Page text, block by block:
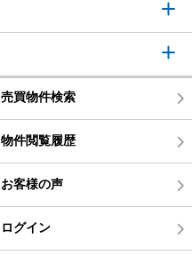
売買物件検索
物件閲覧履歴
お客様の声
ログイン